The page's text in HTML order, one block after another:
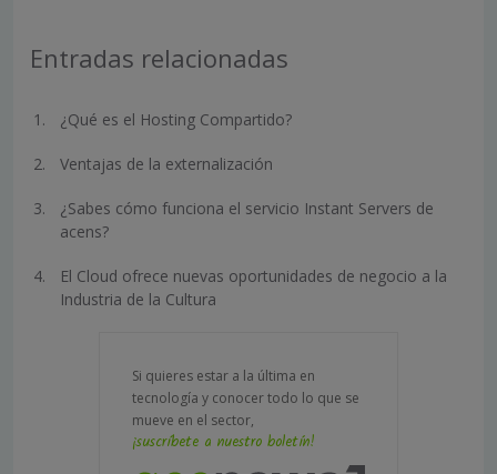
Entradas relacionadas
¿Qué es el Hosting Compartido?
Ventajas de la externalización
¿Sabes cómo funciona el servicio Instant Servers de
acens?
El Cloud ofrece nuevas oportunidades de negocio a la
Industria de la Cultura
Si quieres estar a la última en
tecnología y conocer todo lo que se
mueve en el sector,
¡suscríbete a nuestro boletín!